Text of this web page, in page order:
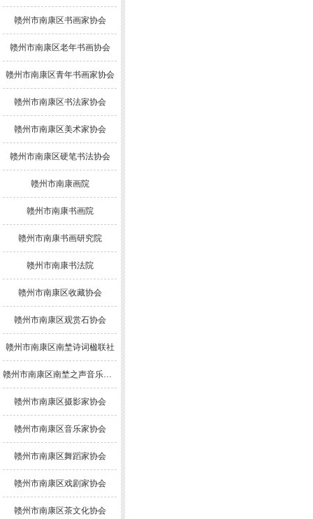
赣州市南康区书画家协会
赣州市南康区老年书画协会
赣州市南康区青年书画家协会
赣州市南康区书法家协会
赣州市南康区美术家协会
赣州市南康区硬笔书法协会
赣州市南康画院
赣州市南康书画院
赣州市南康书画研究院
赣州市南康书法院
赣州市南康区收藏协会
赣州市南康区观赏石协会
赣州市南康区南埜诗词楹联社
赣州市南康区南埜之声音乐舞蹈协会
赣州市南康区摄影家协会
赣州市南康区音乐家协会
赣州市南康区舞蹈家协会
赣州市南康区戏剧家协会
赣州市南康区茶文化协会